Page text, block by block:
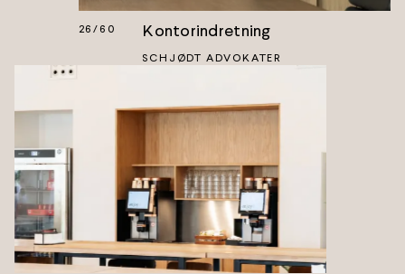
26/60 Kontorindretning
SCHJØDT ADVOKATER